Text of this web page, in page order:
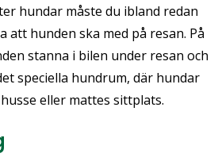
hundar måste du ibland redan
att hunden ska med på resan. På
stanna i bilen under resan och
speciella hundrum, där hundar
eller mattes sittplats.